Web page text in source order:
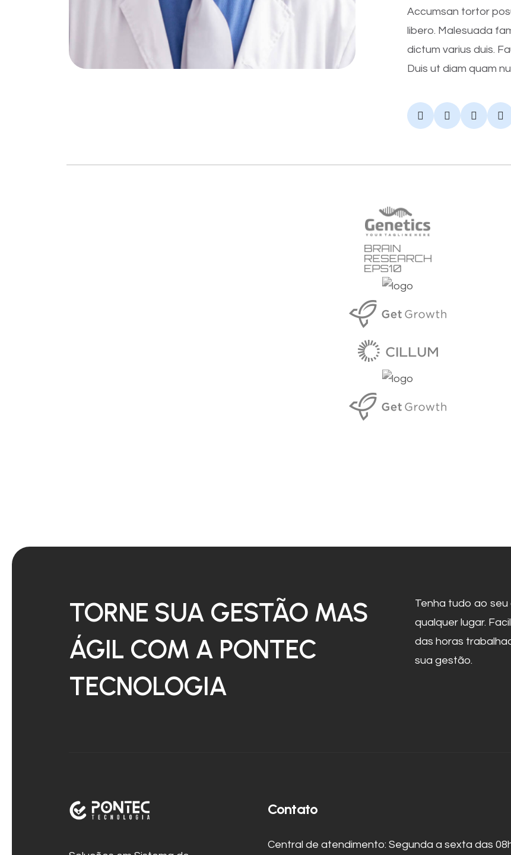
Accumsan tortor
libero. Malesuada
dictum varius duis.
Duis ut diam quam
TORNE SUA GESTÃO MAS
ÁGIL COM A PONTEC
TECNOLOGIA
Tenha tudo ao
qualquer lugar.
das horas
sua gestão.
Contato
Central de atendimento: Segunda a sexta das